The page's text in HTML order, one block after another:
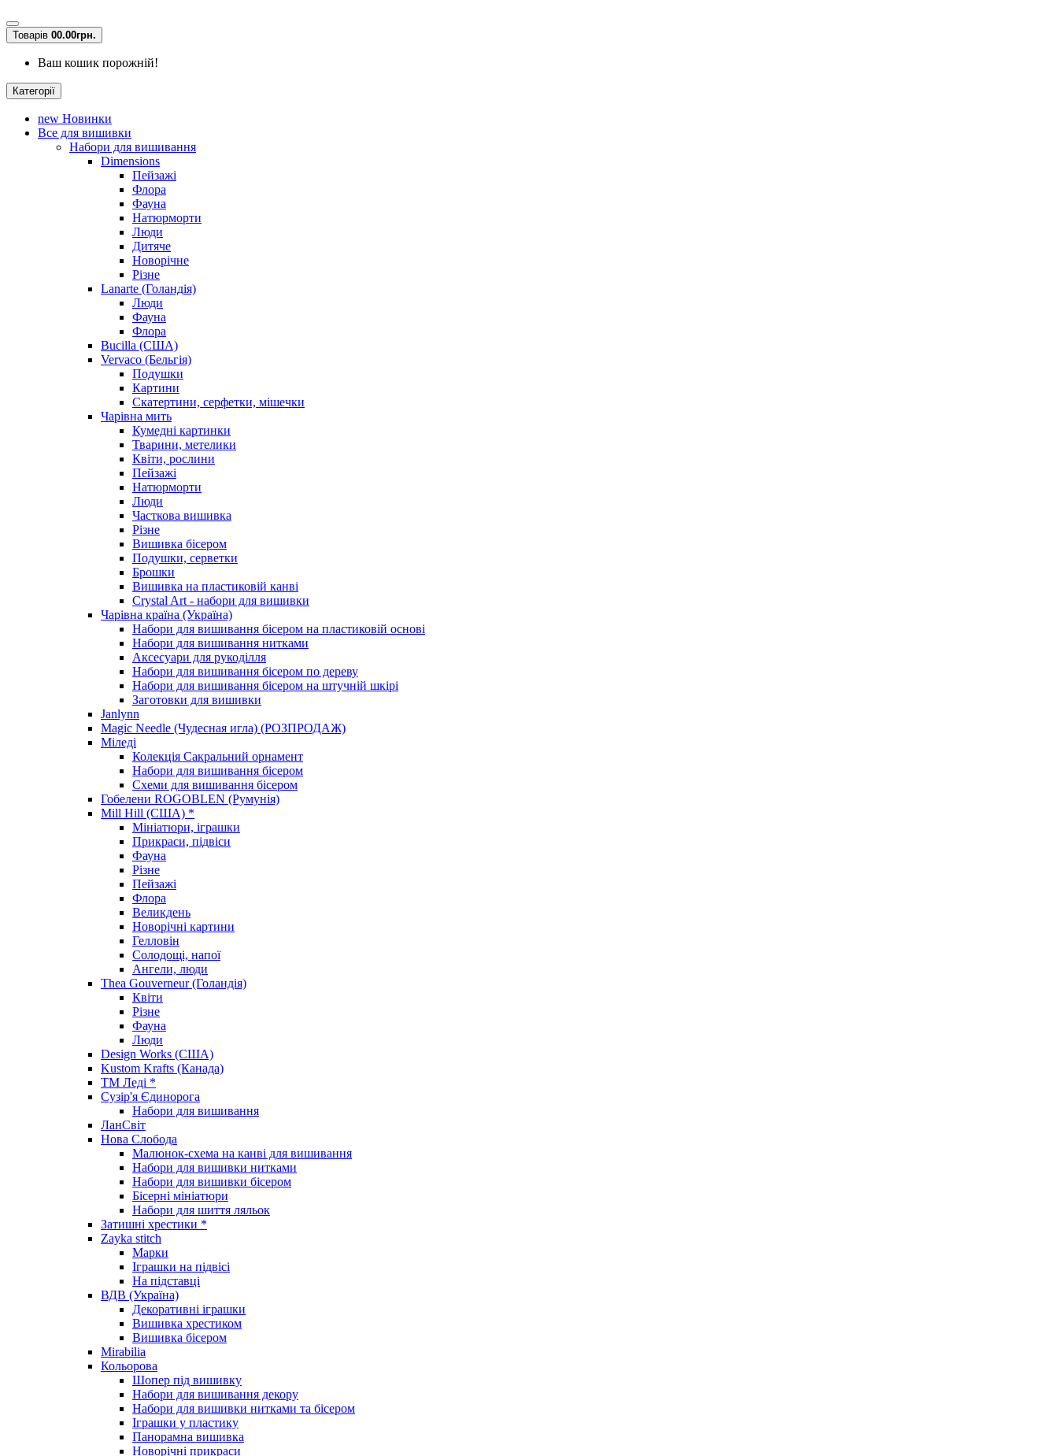
Товарів 00.00грн.
Ваш кошик порожній!
Категорії
new Новинки
Все для вишивки
Набори для вишивання
Dimensions
Пейзажі
Флора
Фауна
Натюрморти
Люди
Дитяче
Новорічне
Різне
Lanarte (Голандія)
Люди
Фауна
Флора
Bucilla (США)
Vervaco (Бельгія)
Подушки
Картини
Скатертини, серфетки, мішечки
Чарiвна мить
Кумедні картинки
Тварини, метелики
Квіти, рослини
Пейзажі
Натюрморти
Люди
Часткова вишивка
Різне
Вишивка бісером
Подушки, серветки
Брошки
Вишивка на пластиковій канві
Crystal Art - набори для вишивки
Чарівна країна (Україна)
Набори для вишивання бісером на пластиковій основі
Набори для вишивання нитками
Аксесуари для рукоділля
Набори для вишивання бісером по дереву
Набори для вишивання бісером на штучній шкірі
Заготовки для вишивки
Janlynn
Magic Needle (Чудесная игла) (РОЗПРОДАЖ)
Міледі
Колекція Сакральний орнамент
Набори для вишивання бісером
Схеми для вишивання бісером
Гобелени ROGOBLEN (Румунія)
Mill Hill (США) *
Мініатюри, іграшки
Прикраси, підвіси
Фауна
Різне
Пейзажі
Флора
Великдень
Новорічні картини
Гелловін
Солодощі, напої
Ангели, люди
Thea Gouverneur (Голандія)
Квіти
Різне
Фауна
Люди
Design Works (США)
Kustom Krafts (Канада)
ТМ Леді *
Сузір'я Єдинорога
Набори для вишивання
ЛанСвіт
Нова Слобода
Малюнок-схема на канві для вишивання
Набори для вишивки нитками
Набори для вишивки бісером
Бісерні мініатюри
Набори для шиття ляльок
Затишні хрестики *
Zayka stitch
Марки
Іграшки на підвісі
На підставці
ВДВ (Україна)
Декоративні іграшки
Вишивка хрестиком
Вишивка бісером
Mirabilia
Кольорова
Шопер під вишивку
Набори для вишивання декору
Набори для вишивки нитками та бісером
Іграшки у пластику
Панорамна вишивка
Новорічні прикраси